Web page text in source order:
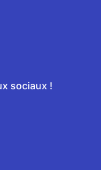
sociaux !